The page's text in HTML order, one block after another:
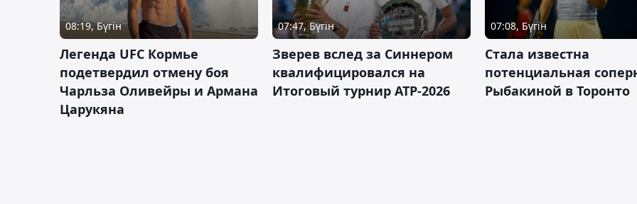
08:19, Бүгін
Легенда UFC Кормье
подетвердил отмену боя
Чарльза Оливейры и Армана
Царукяна
07:47, Бүгін
Зверев вслед за Синнером
квалифицировался на
Итоговый турнир ATP-2026
07:08, Бүгін
Cтала известна
потенциальная
Рыбакиной в Торонто